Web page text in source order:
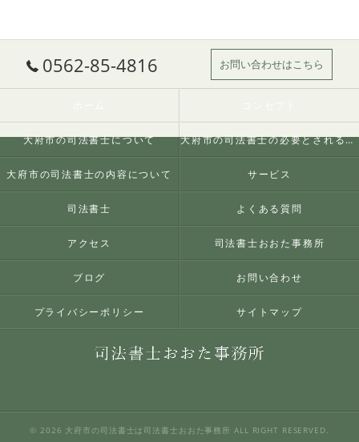
0562-85-4816 お問い合わせはこちら
大府市の司法書士について 大府市の司法書士の必要とされる理由
大府市の司法書士の内容について サービス
司法書士 よくある質問
アクセス 司法書士おおた事務所
ブログ お問い合わせ
プライバシーポリシー サイトマップ
© 2026 大府市の司法書士は司法書士おおた事務所 ALL RIGHT RESERVED.